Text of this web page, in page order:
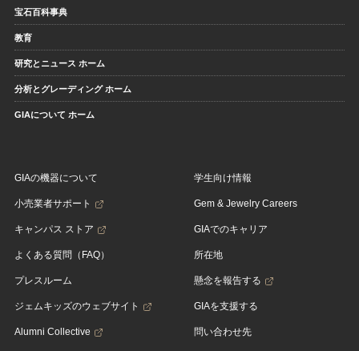
宝石百科事典
教育
研究とニュース ホーム
分析とグレーディング ホーム
GIAについて ホーム
GIAの機器について
小売業者サポート
キャンパス ストア
よくある質問（FAQ）
プレスルーム
ジェムキッズのウェブサイト
Alumni Collective
学生向け情報
Gem & Jewelry Careers
GIAでのキャリア
所在地
懸念を報告する
GIAを支援する
問い合わせ先